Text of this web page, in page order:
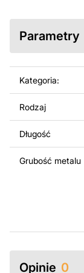
SolidWorks lub
Korzystając z
swoim projektem.
Można
produktów
wykonanych
jednak
oryginalnych
Za dodatkową
poprzez
Parametry
Kategoria:
Rodzaj
Długość
Grubość metalu
Opinie 0